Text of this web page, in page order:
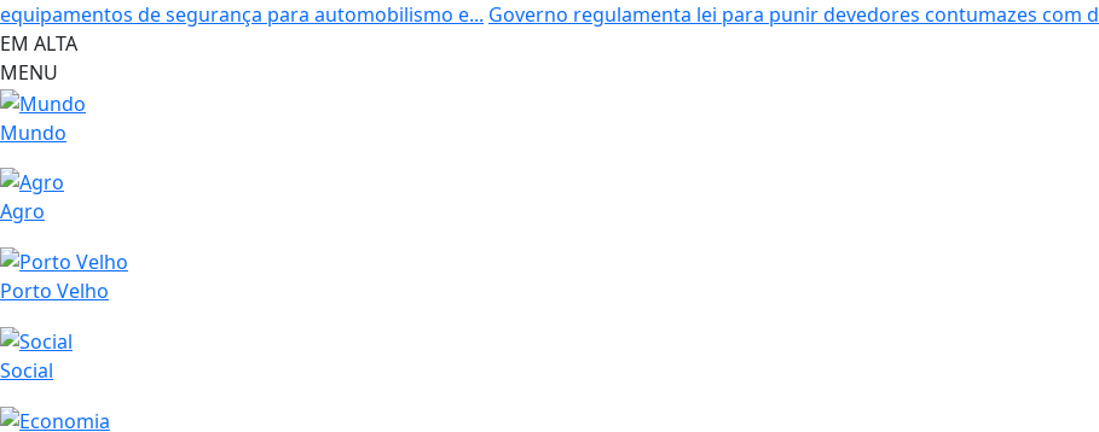
equipamentos de segurança para automobilismo e... Governo regulamenta lei para punir devedores contumazes com
EM ALTA
MENU
Mundo
Agro
Porto Velho
Social